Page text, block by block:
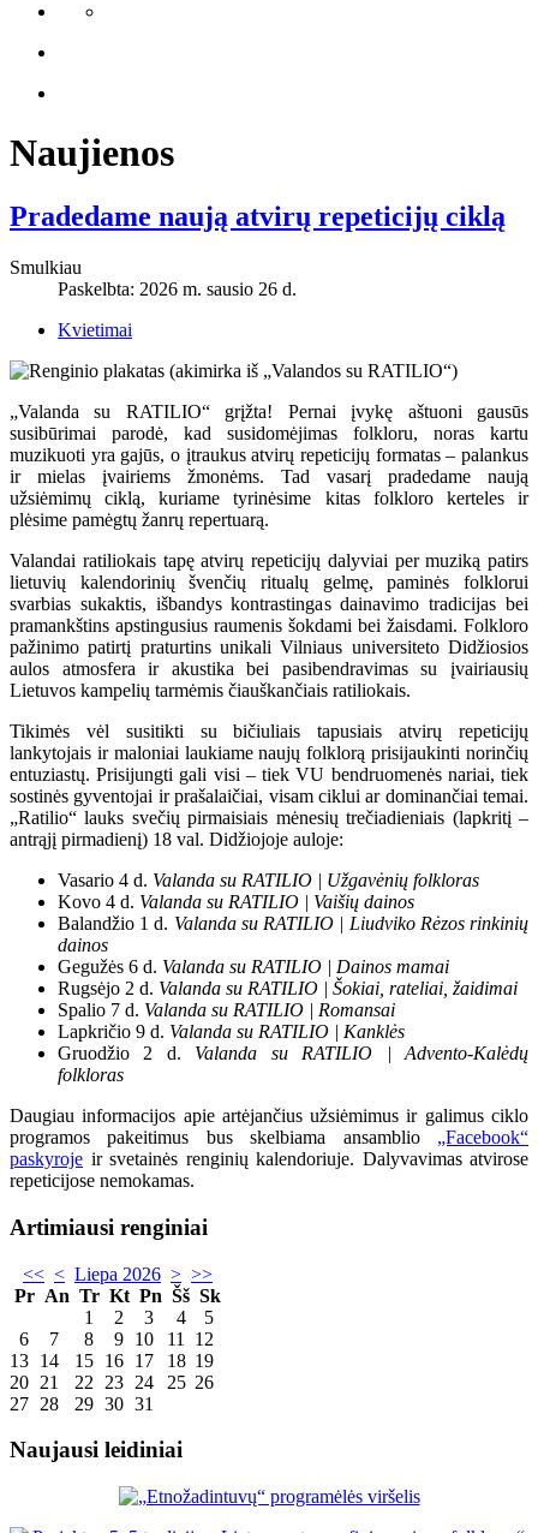
Naujienos
Pradedame naują atvirų repeticijų ciklą
Smulkiau
Paskelbta: 2026 m. sausio 26 d.
Kvietimai
„Valanda su RATILIO“ grįžta! Pernai įvykę aštuoni gausūs
susibūrimai parodė, kad susidomėjimas folkloru, noras kartu
muzikuoti yra gajūs, o įtraukus atvirų repeticijų formatas – palankus
ir mielas įvairiems žmonėms. Tad vasarį pradedame naują
užsiėmimų ciklą, kuriame tyrinėsime kitas folkloro kerteles ir
plėsime pamėgtų žanrų repertuarą.
Valandai ratiliokais tapę atvirų repeticijų dalyviai per muziką patirs
lietuvių kalendorinių švenčių ritualų gelmę, paminės folklorui
svarbias sukaktis, išbandys kontrastingas dainavimo tradicijas bei
pramankštins apstingusius raumenis šokdami bei žaisdami. Folkloro
pažinimo patirtį praturtins unikali Vilniaus universiteto Didžiosios
aulos atmosfera ir akustika bei pasibendravimas su įvairiausių
Lietuvos kampelių tarmėmis čiauškančiais ratiliokais.
Tikimės vėl susitikti su bičiuliais tapusiais atvirų repeticijų
lankytojais ir maloniai laukiame naujų folklorą prisijaukinti norinčių
entuziastų. Prisijungti gali visi – tiek VU bendruomenės nariai, tiek
sostinės gyventojai ir prašalaičiai, visam ciklui ar dominančiai temai.
„Ratilio“ lauks svečių pirmaisiais mėnesių trečiadieniais (lapkritį –
antrąjį pirmadienį) 18 val. Didžiojoje auloje:
Vasario 4 d. Valanda su RATILIO | Užgavėnių folkloras
Kovo 4 d. Valanda su RATILIO | Vaišių dainos
Balandžio 1 d. Valanda su RATILIO | Liudviko Rėzos rinkinių
dainos
Gegužės 6 d. Valanda su RATILIO | Dainos mamai
Rugsėjo 2 d. Valanda su RATILIO | Šokiai, rateliai, žaidimai
Spalio 7 d. Valanda su RATILIO | Romansai
Lapkričio 9 d. Valanda su RATILIO | Kanklės
Gruodžio 2 d. Valanda su RATILIO | Advento-Kalėdų
folkloras
Daugiau informacijos apie artėjančius užsiėmimus ir galimus ciklo
programos pakeitimus bus skelbiama ansamblio „Facebook“
paskyroje ir svetainės renginių kalendoriuje. Dalyvavimas atvirose
repeticijose nemokamas.
Artimiausi renginiai
<< < Liepa 2026 > >>
Pr An Tr Kt Pn Šš Sk
1
2 3 4
5
6
7 8 9 10 11
12
13 14 15 16 17 18 19
20 21 22 23 24 25 26
27 28 29 30 31
Naujausi leidiniai